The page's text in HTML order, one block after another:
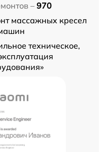
– 970
массажных кресел
техническое,